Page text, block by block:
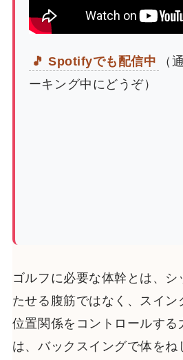
🎵 Spotifyでも配信中
（
ーキング中にどうぞ）
ゴルフに必要な体幹とは、シ
たせる腹筋ではなく、スイ
位置関係をコントロールす
は、バックスイングで体を